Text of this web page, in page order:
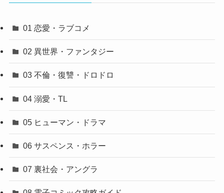
01 恋愛・ラブコメ
02 異世界・ファンタジー
03 不倫・復讐・ドロドロ
04 溺愛・TL
05 ヒューマン・ドラマ
06 サスペンス・ホラー
07 裏社会・アングラ